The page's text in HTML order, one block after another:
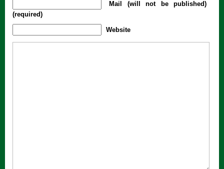
Mail (will not be published)
(required)
Website